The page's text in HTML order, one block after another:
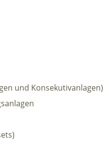
und Konsekutivanlagen)